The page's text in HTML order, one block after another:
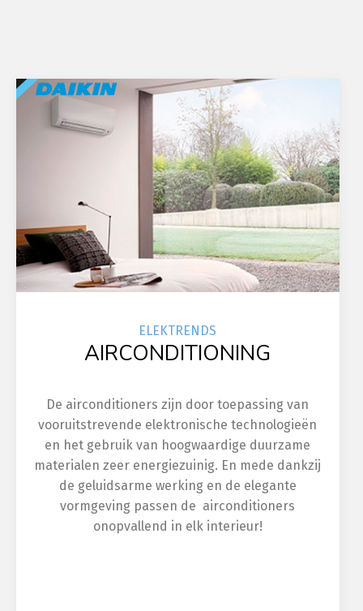
ELEKTRENDS
AIRCONDITIONING
De airconditioners zijn door toepassing van
vooruitstrevende elektronische technologieën
en het gebruik van hoogwaardige duurzame
materialen zeer energiezuinig. En mede dankzij
de geluidsarme werking en de elegante
vormgeving passen de airconditioners
onopvallend in elk interieur!